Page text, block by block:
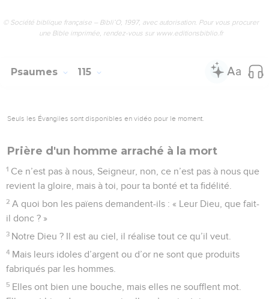
© Société biblique française – Bibli’O, 1997, avec autorisation. Pour vous procurer
une Bible imprimée, rendez-vous sur www.editionsbiblio.fr
Psaumes 115
Seuls les Évangiles sont disponibles en vidéo pour le moment.
Prière d'un homme arraché à la mort
1 Ce n’est pas à nous, Seigneur, non, ce n’est pas à nous que
revient la gloire, mais à toi, pour ta bonté et ta fidélité.
2 A quoi bon les païens demandent-ils : « Leur Dieu, que fait-
il donc ? »
3 Notre Dieu ? Il est au ciel, il réalise tout ce qu’il veut.
4 Mais leurs idoles d’argent ou d’or ne sont que produits
fabriqués par les hommes.
5 Elles ont bien une bouche, mais elles ne soufflent mot.